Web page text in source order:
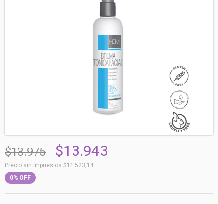
$13.975 $13.943
Precio sin impuestos $11.523,14
0% OFF